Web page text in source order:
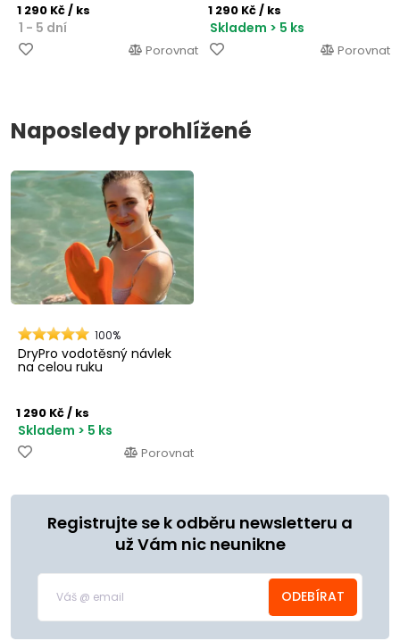
1 290 Kč/ ks
1 - 5 dní
Porovnat
1 290 Kč/ ks
Skladem > 5 ks
Porovnat
Naposledy prohlížené
100%
DryPro vodotěsný návlek
na celou ruku
1 290 Kč/ ks
Skladem > 5 ks
Porovnat
Registrujte se k odběru newsletteru a
už Vám nic neunikne
ODEBÍRAT